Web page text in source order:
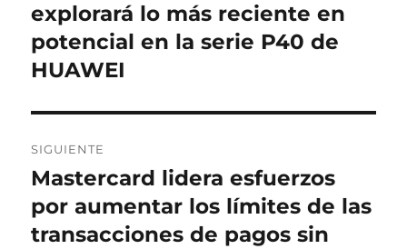
entradas
anterior:
explorará lo más reciente en
potencial en la serie P40 de
HUAWEI
SIGUIENTE
Entrada
siguiente:
Mastercard lidera esfuerzos
por aumentar los límites de las
transacciones de pagos sin